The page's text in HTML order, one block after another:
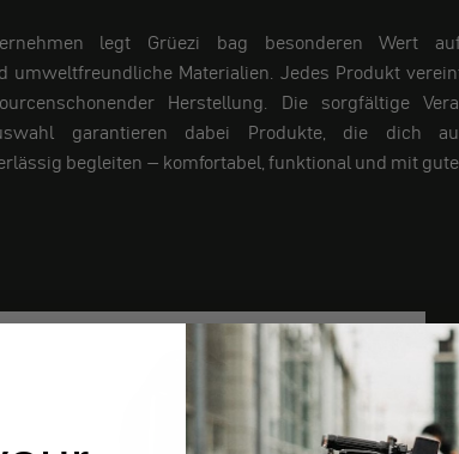
legt Grüezi bag besonderen Wert
umweltfreundliche Materialien. Jedes Produkt
Herstellung. Die sorgfältige
garantieren dabei Produkte, die dich
begleiten – komfortabel, funktional und mit
ships from Germany